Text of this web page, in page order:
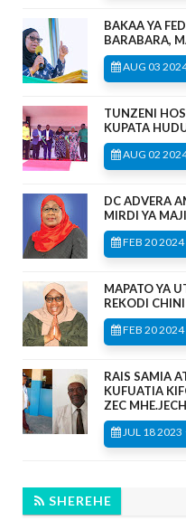
BAKAA YA
BARABARA,
AUG 03
TUNZENI
KUPATA
AUG 02
DC ADVERA
MIRDI YA
FEB 20 2024
MAPATO YA
REKODI
FEB 20 2024
RAIS SAMIA
KUFUATIA
ZEC
JUL 18 2023
SHEREHE